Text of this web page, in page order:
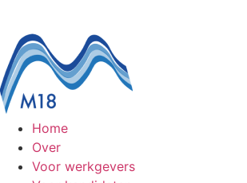
Home
Over
Voor werkgevers